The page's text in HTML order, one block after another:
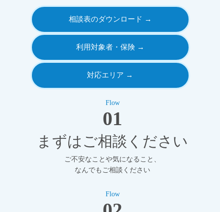
相談表のダウンロード →
利用対象者・保険 →
対応エリア →
Flow
01
まずはご相談ください
ご不安なことや気になること、
なんでもご相談ください
Flow